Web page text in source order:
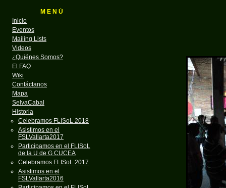
M E N Ú
Inicio
Eventos
Mailing Lists
Videos
¿Quiénes Somos?
El FAQ
Wiki
Contáctanos
Mapa
SelvaCabal
Historia
Celebramos FLISoL 2018
Asistimos en el
FSLVallarta2017
Participamos en el FLISoL
de la U de G CUCEA
Celebramos FLISoL 2017
Asistimos en el
FSLVallarta2016